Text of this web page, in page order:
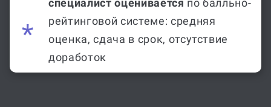
рейтинговой системе: средняя
оценка, сдача в срок, отсутствие
доработок